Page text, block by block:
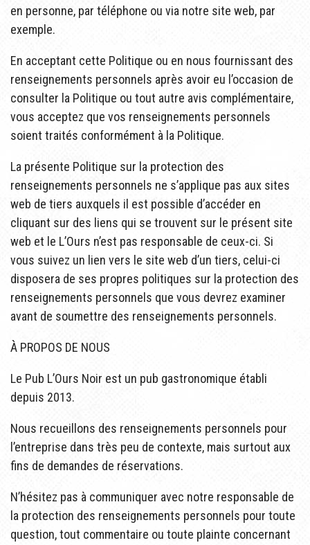
en personne, par téléphone ou via notre site web, par
exemple.
En acceptant cette Politique ou en nous fournissant des
renseignements personnels après avoir eu l’occasion de
consulter la Politique ou tout autre avis complémentaire,
vous acceptez que vos renseignements personnels
soient traités conformément à la Politique.
La présente Politique sur la protection des
renseignements personnels ne s’applique pas aux sites
web de tiers auxquels il est possible d’accéder en
cliquant sur des liens qui se trouvent sur le présent site
web et le L’Ours n’est pas responsable de ceux-ci. Si
vous suivez un lien vers le site web d’un tiers, celui-ci
disposera de ses propres politiques sur la protection des
renseignements personnels que vous devrez examiner
avant de soumettre des renseignements personnels.
À PROPOS DE NOUS
Le Pub L’Ours Noir est un pub gastronomique établi
depuis 2013.
Nous recueillons des renseignements personnels pour
l’entreprise dans très peu de contexte, mais surtout aux
fins de demandes de réservations.
N’hésitez pas à communiquer avec notre responsable de
la protection des renseignements personnels pour toute
question, tout commentaire ou toute plainte concernant